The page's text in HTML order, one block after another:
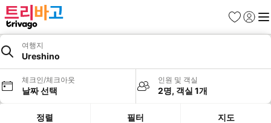
즐겨찾기
로그인
메
여행지
Ureshino
체크인/체크아웃
날짜 선택
인원 및 객실
2명, 객실 1개
정렬 필터 지도